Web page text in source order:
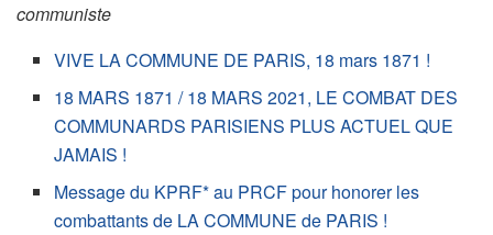
communiste
VIVE LA COMMUNE DE PARIS, 18 mars 1871 !
18 MARS 1871 / 18 MARS 2021, LE COMBAT DES
COMMUNARDS PARISIENS PLUS ACTUEL QUE
JAMAIS !
Message du KPRF* au PRCF pour honorer les
combattants de LA COMMUNE de PARIS !